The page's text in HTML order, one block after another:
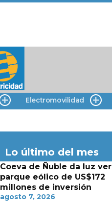
Electromovilidad
Lo último del mes
Coeva de Ñuble da luz
parque eólico de US$172
millones de inversión
agosto 7, 2026